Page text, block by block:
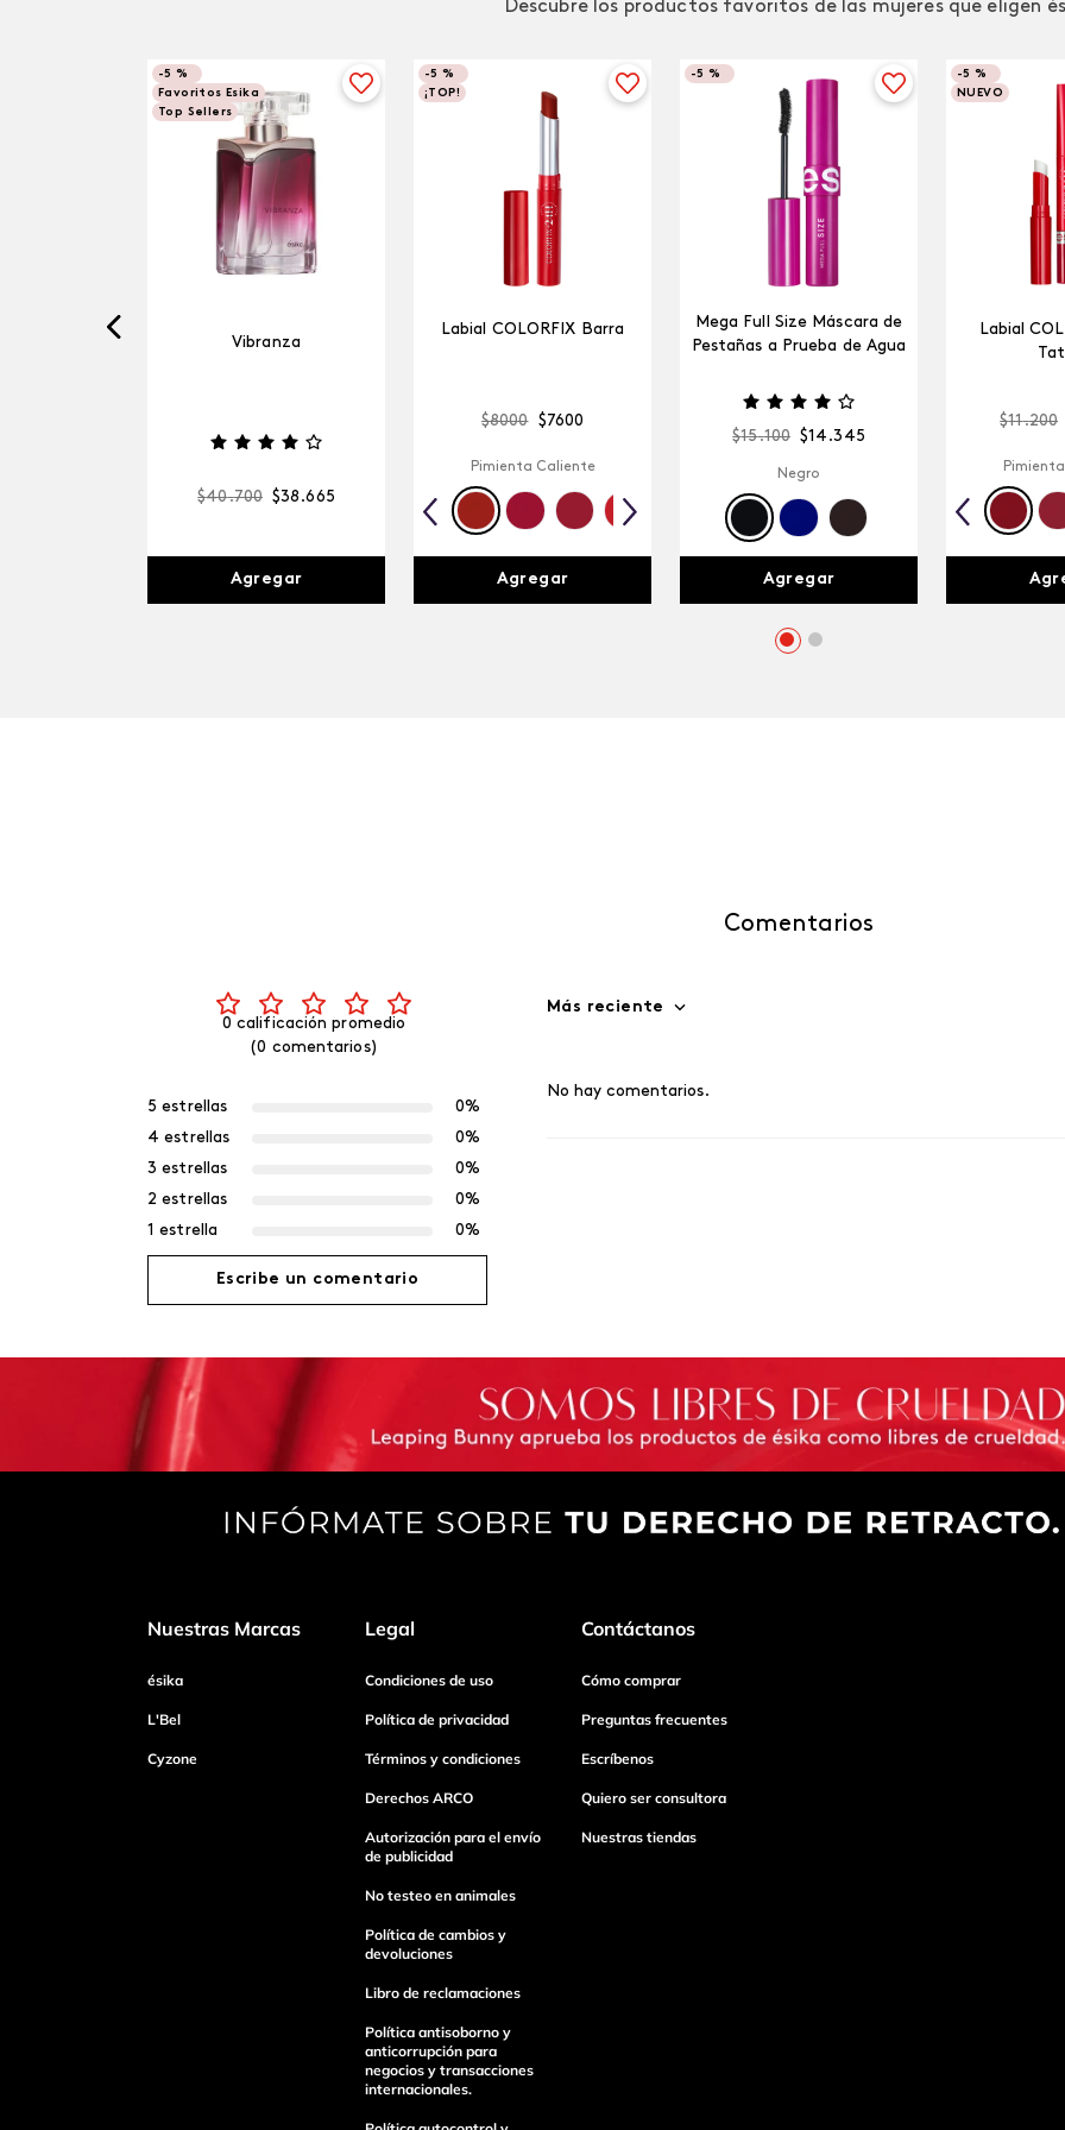
Descubre los productos favoritos de las mujeres que eligen
-5 %
Favoritos Esika
Top Sellers
Vibranza
$40.700 $38 .665
Agregar
-5 %
¡TOP!
Labial COLORFIX Barra
$8000 $7600
Pimienta Caliente
Agregar
-5 %
Mega Full Size Máscara de
Pestañas a Prueba de Agua
$15.100 $14 .345
Negro
Agregar
-5 %
NUEVO
Labial
$11.200
Comentarios
0 calificación promedio
(0 comentarios)
5 estrellas
0%
4 estrellas
0%
3 estrellas
0%
2 estrellas
0%
1 estrella
0%
Escribe un comentario
Agregar comentario
Título
Escribe un comentario
Enviar Comentario
Más reciente
No hay comentarios.
Nuestras Marcas
ésika
L'Bel
Cyzone
Legal
Condiciones de uso
Política de privacidad
Términos y condiciones
Derechos ARCO
Autorización para el envío
de publicidad
No testeo en animales
Política de cambios y
devoluciones
Libro de reclamaciones
Política antisoborno y
anticorrupción para
negocios y transacciones
internacionales.
Contáctanos
Cómo comprar
Preguntas frecuentes
Escríbenos
Quiero ser consultora
Nuestras tiendas